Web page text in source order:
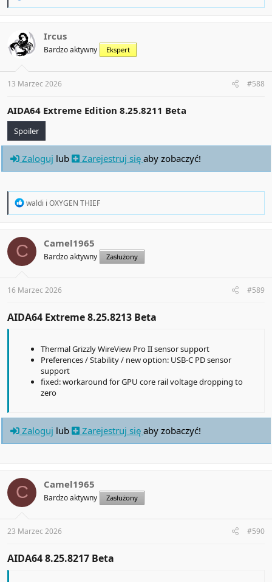
t
i
o
s
:
Ircus
Bardzo aktywny Ekspert
13 Marzec 2026 #588
AIDA64 Extreme Edition 8.25.8211 Beta
Spoiler
Zaloguj lub Zarejestruj się aby zobaczyć!
R
t
i
s
:
waldi i OXYGEN THIEF
C Camel1965
Bardzo aktywny Zasłużony
16 Marzec 2026 #589
AIDA64 Extreme 8.25.8213 Beta​
Thermal Grizzly WireView Pro II sensor support
Preferences / Stability / new option: USB-C PD sensor
support
fixed: workaround for GPU core rail voltage dropping to
zero
Zaloguj lub Zarejestruj się aby zobaczyć!
C Camel1965
Bardzo aktywny Zasłużony
23 Marzec 2026 #590
AIDA64 8.25.8217 Beta​